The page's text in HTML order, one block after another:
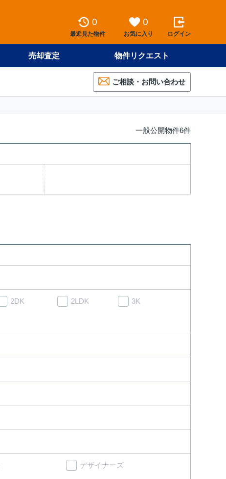
0
最近見た物件
0
お気に入り ログイン
売却査定 物件リクエスト
ご相談・お問い合わせ
一般公開物件6件
2DK 2LDK 3K
デザイナーズ